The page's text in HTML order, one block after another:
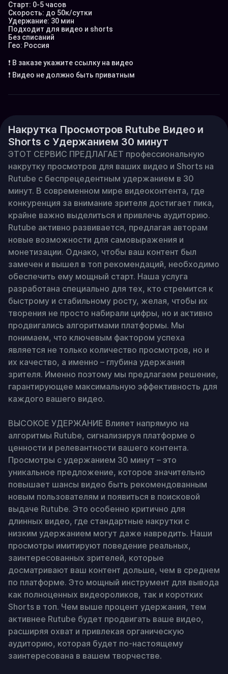
Старт: 0-5 часов
Скорость: до 50к/сутки
Удержание: 30 мин
Подходит для видео и shorts
Без списаний
Гео: Россия
❗️ В заказе укажите ссылку на видео
❗️ Видео не должно быть приватным
Накрутка Просмотров Rutube Видео и
Shorts с Удержанием 30 минут
ЭТОТ СЕРВИС ПРЕДЛАГАЕТ профессиональную
накрутку просмотров для ваших видео и Shorts на
Rutube с беспрецедентным удержанием в 30
минут. В современном мире видеоконтента, где
конкуренция за внимание зрителя достигает пика,
крайне важно выделиться и привлечь аудиторию.
Rutube активно развивается, предлагая авторам
новые возможности для самовыражения и
монетизации. Однако, чтобы ваш контент был
замечен и вышел в топ рекомендаций, необходимо
обеспечить ему мощный старт. Наша услуга
разработана специально для тех, кто стремится к
быстрому и стабильному росту, желая, чтобы их
творения не просто набирали цифры, но и активно
продвигались алгоритмами платформы. Мы
понимаем, что ключевым фактором успеха
является не только количество просмотров, но и
их качество, а именно – глубина удержания
зрителя. Именно поэтому мы предлагаем решение,
гарантирующее максимальную эффективность для
каждого вашего видео.
ВЫСОКОЕ УДЕРЖАНИЕ Влияет напрямую на
алгоритмы Rutube, сигнализируя платформе о
ценности и релевантности вашего контента.
Просмотры с удержанием 30 минут – это
уникальное предложение, которое значительно
повышает шансы видео быть рекомендованным
новым пользователям и появиться в поисковой
выдаче Rutube. Это особенно критично для
длинных видео, где стандартные накрутки с
низким удержанием могут даже навредить. Наши
просмотры имитируют поведение реальных,
заинтересованных зрителей, которые
досматривают ваш контент дольше, чем в среднем
по платформе. Это мощный инструмент для вывода
как полноценных видеороликов, так и коротких
Shorts в топ. Чем выше процент удержания, тем
активнее Rutube будет продвигать ваше видео,
расширяя охват и привлекая органическую
аудиторию, которая будет по-настоящему
заинтересована в вашем творчестве.